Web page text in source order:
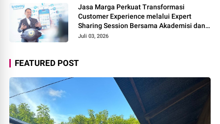
Jasa Marga Perkuat Transformasi
Customer Experience melalui Expert
Sharing Session Bersama Akademisi dan
Praktisi
Juli 03, 2026
FEATURED POST